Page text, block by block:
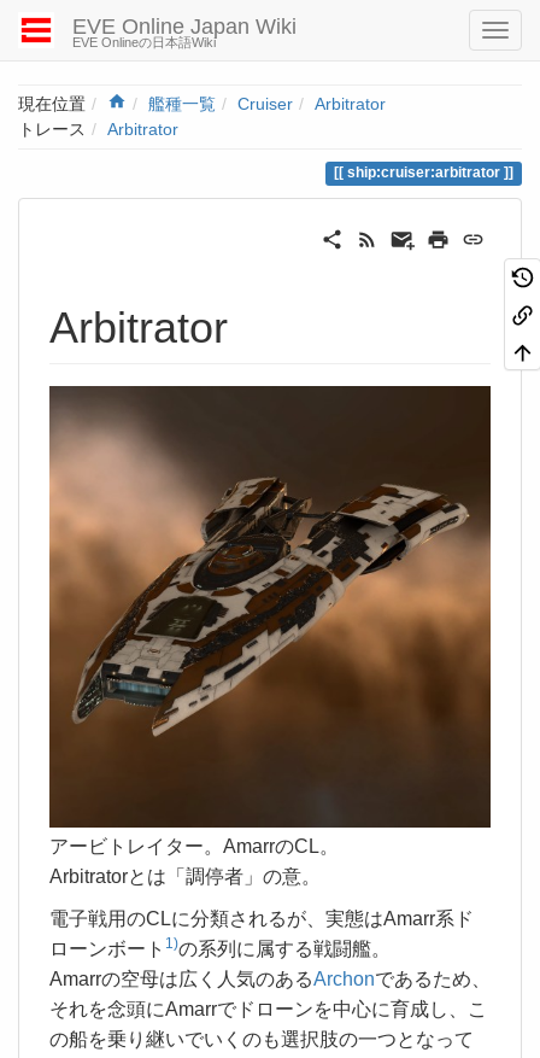
EVE Online Japan Wiki
EVE Onlineの日本語Wiki
現在位置 Home
艦種一覧 Cruiser
Arbitrator
トレース
Arbitrator
ship:cruiser:arbitrator
Arbitrator
アービトレイター。AmarrのCL。
Arbitratorとは「調停者」の意。
電子戦用のCLに分類されるが、実態はAmarr系ド
ローンボート 1)の系列に属する戦闘艦。
Amarrの空母は広く人気のあるArchonであるため、
それを念頭にAmarrでドローンを中心に育成し、こ
の船を乗り継いでいくのも選択肢の一つとなって